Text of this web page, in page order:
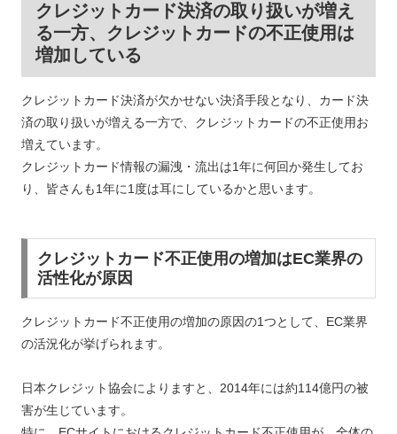
クレジットカード決済の取り扱いが増え
る一方、クレジットカードの不正使用は
増加している
クレジットカード決済が欠かせない決済手段となり、カード決
済の取り扱いが増える一方で、クレジットカードの不正使用お
増えています。
クレジットカード情報の漏洩・流出は1年に何回か発生してお
り、皆さんも1年に1度は耳にしているかと思います。
クレジットカード不正使用の増加はEC業界の
活性化が原因
クレジットカード不正使用の増加の原因の1つとして、EC業界
の活況化が挙げられます。
日本クレジット協会によりますと、2014年には約114億円の被
害が生じています。